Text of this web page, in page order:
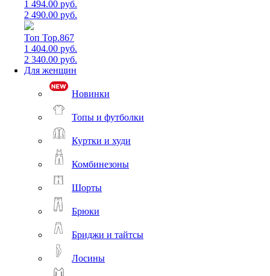
1 494.00 руб.
2 490.00 руб.
Топ Top.867
1 404.00 руб.
2 340.00 руб.
Для женщин
Новинки
Топы и футболки
Куртки и худи
Комбинезоны
Шорты
Брюки
Бриджи и тайтсы
Лосины